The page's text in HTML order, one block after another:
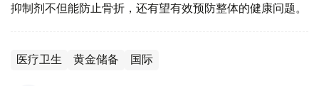
抑制剂不但能防止骨折，还有望有效预防整体的健康问题。
医疗卫生 黄金储备 国际